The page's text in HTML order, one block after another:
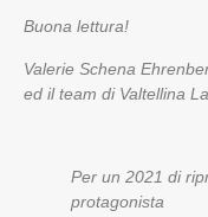
Buona lettura!
Valerie Schena
ed il team di Valtellina
Per un 2021 di
protagonista